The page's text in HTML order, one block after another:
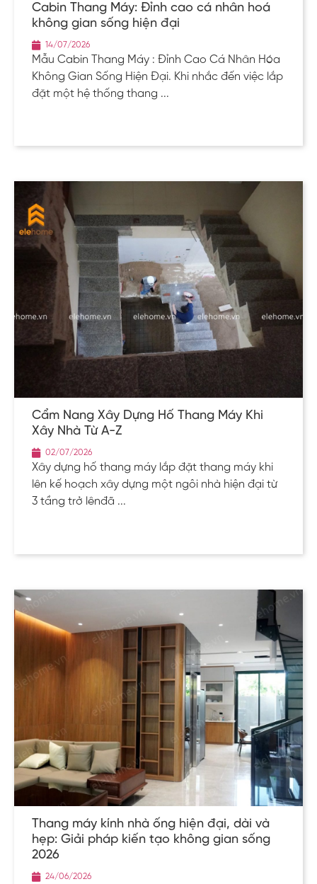
Cabin Thang Máy: Đỉnh cao cá nhân hoá
không gian sống hiện đại
14/07/2026
Mẫu Cabin Thang Máy : Đỉnh Cao Cá Nhân Hóa
Không Gian Sống Hiện Đại. Khi nhắc đến việc lắp
đặt một hệ thống thang ...
Cẩm Nang Xây Dựng Hố Thang Máy Khi
Xây Nhà Từ A-Z
02/07/2026
Xây dựng hố thang máy lắp đặt thang máy khi
lên kế hoạch xây dựng một ngôi nhà hiện đại từ
3 tầng trở lênđã ...
Thang máy kính nhà ống hiện đại, dài và
hẹp: Giải pháp kiến tạo không gian sống
2026
24/06/2026